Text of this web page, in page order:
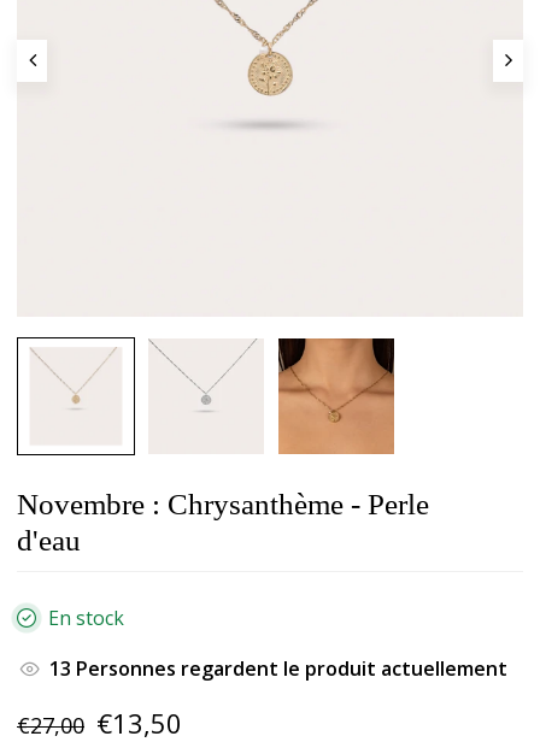
Novembre : Chrysanthème - Perle
d'eau
En stock
13 Personnes regardent le produit actuellement
€27,00 €13,50